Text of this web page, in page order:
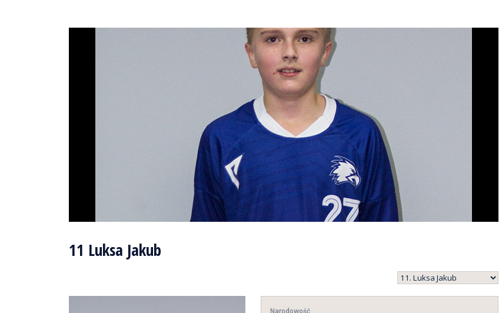
11 Luksa Jakub
Narodowość